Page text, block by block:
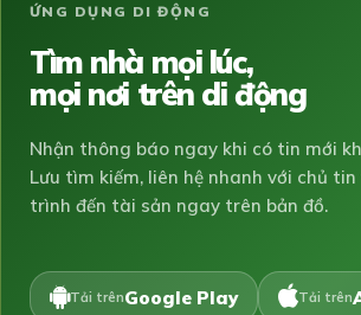
ỨNG DỤNG DI ĐỘNG
Tìm nhà mọi lúc,
mọi nơi trên di động
Nhận thông báo ngay khi có tin mới
Lưu tìm kiếm, liên hệ nhanh với chủ
trình đến tài sản ngay trên bản đồ.
Tải trênGoogle Play Tải trên